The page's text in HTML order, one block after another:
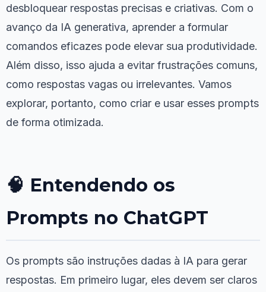
desbloquear respostas precisas e criativas. Com o
avanço da IA generativa, aprender a formular
comandos eficazes pode elevar sua produtividade.
Além disso, isso ajuda a evitar frustrações comuns,
como respostas vagas ou irrelevantes. Vamos
explorar, portanto, como criar e usar esses prompts
de forma otimizada.
🧠 Entendendo os
Prompts no ChatGPT
Os prompts são instruções dadas à IA para gerar
respostas. Em primeiro lugar, eles devem ser claros